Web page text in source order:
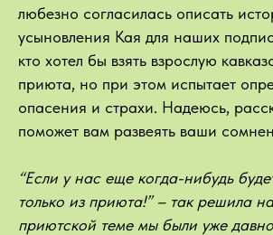
любезно согласилась описать
усыновления Кая для наших
кто хотел бы взять взрослую
приюта, но при этом испытает
опасения и страхи. Надеюсь,
поможет вам развеять ваши
“Если у нас еще когда-нибудь
только из приюта!” – так решила
приютской теме мы были уже